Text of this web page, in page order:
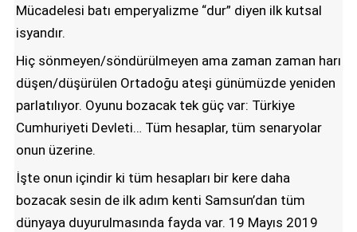
Mücadelesi batı emperyalizme “dur” diyen ilk kutsal
isyandır.
Hiç sönmeyen/söndürülmeyen ama zaman zaman harı
düşen/düşürülen Ortadoğu ateşi günümüzde yeniden
parlatılıyor. Oyunu bozacak tek güç var: Türkiye
Cumhuriyeti Devleti… Tüm hesaplar, tüm senaryolar
onun üzerine.
İşte onun içindir ki tüm hesapları bir kere daha
bozacak sesin de ilk adım kenti Samsun’dan tüm
dünyaya duyurulmasında fayda var. 19 Mayıs 2019